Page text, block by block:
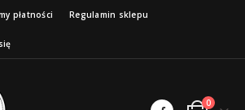
płatności Regulamin sklepu
0